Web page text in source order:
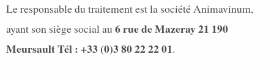
Le responsable du traitement est la société Animavinum,
ayant son siège social au 6 rue de Mazeray 21 190
Meursault Tél : +33 (0)3 80 22 22 01.